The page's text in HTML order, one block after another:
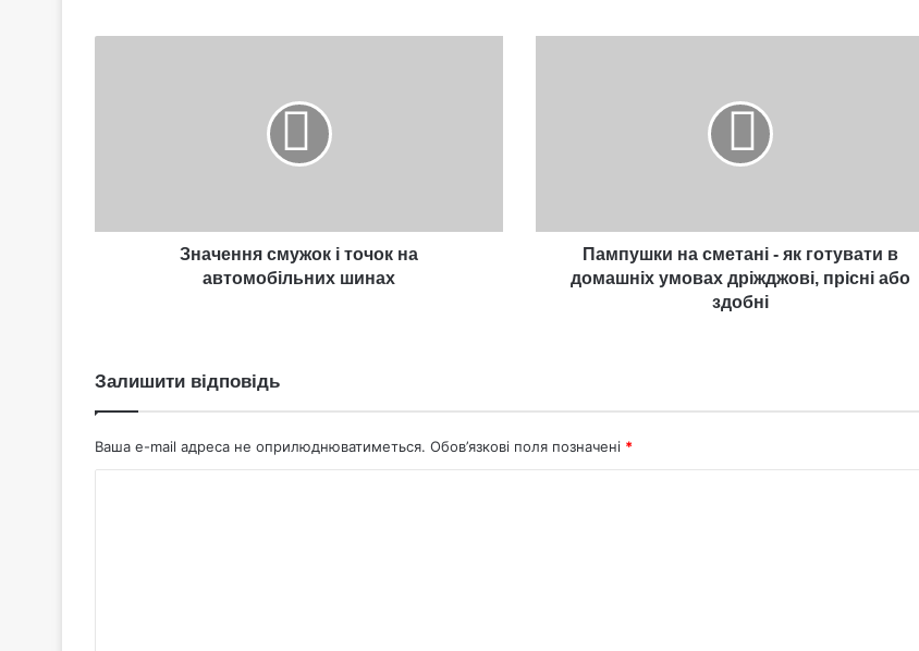
Значення смужок і точок на
автомобільних шинах
умовах
дріжджові,
прісні
Пампушки на сметані - як готувати в
домашніх умовах дріжджові, прісні або
здобні
Залишити відповідь
Ваша e-mail адреса не оприлюднюватиметься. Обов’язкові поля позначені *